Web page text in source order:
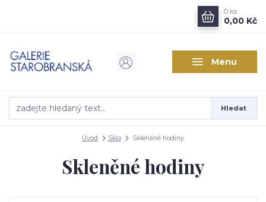
Menu
Hledat
0 ks
0,00 Kč
Úvod Sklo Skleněné hodiny
Skleněné hodiny